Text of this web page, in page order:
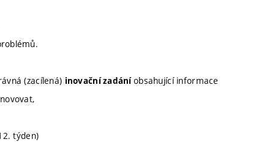
(zacílená) inovační zadáníobsahující informace
týden)